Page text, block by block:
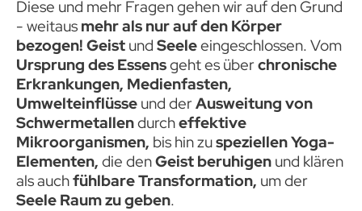
Diese und mehr Fragen gehen wir auf den Grund
- weitaus mehr als nur auf den Körper
bezogen! Geist und Seeleeingeschlossen. Vom
Ursprung des Essensgeht es über chronische
Erkrankungen, Medienfasten,
Umwelteinflüsse und der Ausweitung von
Schwermetallendurcheffektive
Mikroorganismen, bis hin zuspeziellen Yoga-
Elementen, die denGeist beruhigen und klären
als auchfühlbare Transformation, um der
Seele Raum zu geben.